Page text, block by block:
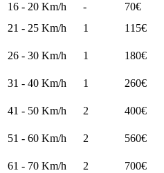
16 - 20 Km/h - 70€
21 - 25 Km/h 1 115€
26 - 30 Km/h 1 180€
31 - 40 Km/h 1 260€
41 - 50 Km/h 2 400€
51 - 60 Km/h 2 560€
61 - 70 Km/h 2 700€